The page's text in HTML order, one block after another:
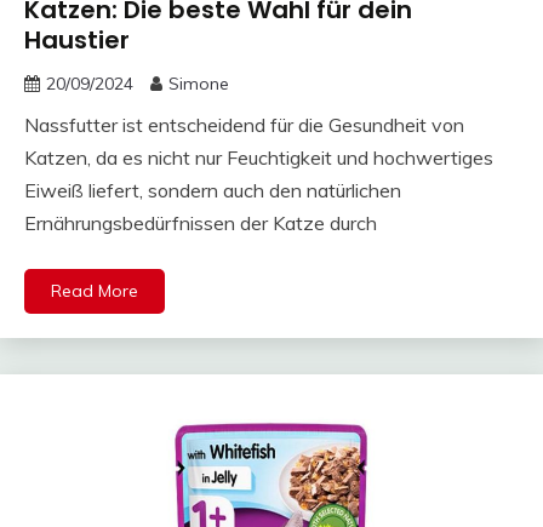
Katzen: Die beste Wahl für dein
Haustier
20/09/2024 Simone
Nassfutter ist entscheidend für die Gesundheit von
Katzen, da es nicht nur Feuchtigkeit und hochwertiges
Eiweiß liefert, sondern auch den natürlichen
Ernährungsbedürfnissen der Katze durch
Read More